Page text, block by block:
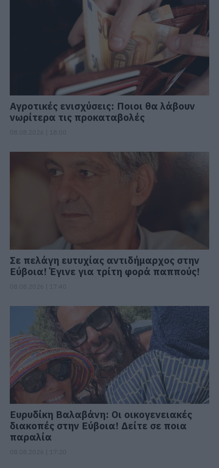
Αγροτικές ενισχύσεις: Ποιοι θα λάβουν
νωρίτερα τις προκαταβολές
Σε πελάγη ευτυχίας αντιδήμαρχος στην
Εύβοια! Έγινε για τρίτη φορά παππούς!
Ευρυδίκη Βαλαβάνη: Οι οικογενειακές
διακοπές στην Εύβοια! Δείτε σε ποια
παραλία